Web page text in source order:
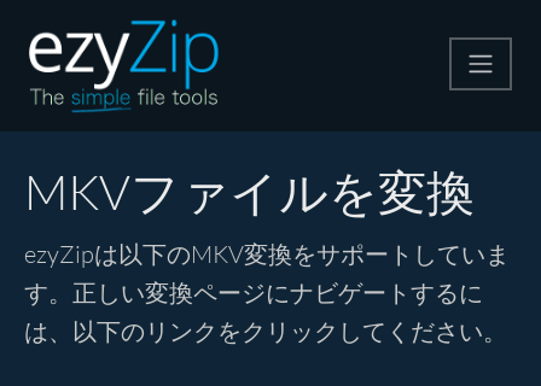
変換する
MKVファイルを変換
ezyZipは以下のMKV変換をサポートしていま
す。正しい変換ページにナビゲートするに
は、以下のリンクをクリックしてください。